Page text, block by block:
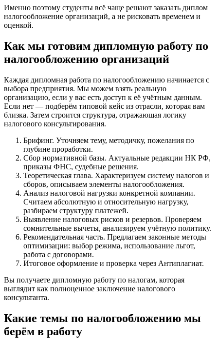
Именно поэтому студенты всё чаще решают заказать диплом
налогообложение организаций, а не рисковать временем и
оценкой.
Как мы готовим дипломную работу по
налогообложению организаций
Каждая дипломная работа по налогообложению начинается с
выбора предприятия. Мы можем взять реальную
организацию, если у вас есть доступ к её учётным данным.
Если нет — подберём типовой кейс из отрасли, которая вам
близка. Затем строится структура, отражающая логику
налогового консультирования.
Брифинг. Уточняем тему, методичку, пожелания по
глубине проработки.
Сбор нормативной базы. Актуальные редакции НК РФ,
приказы ФНС, судебные решения.
Теоретическая глава. Характеризуем систему налогов и
сборов, описываем элементы налогообложения.
Анализ налоговой нагрузки конкретной компании.
Считаем абсолютную и относительную нагрузку,
разбираем структуру платежей.
Выявление налоговых рисков и резервов. Проверяем
сомнительные вычеты, анализируем учётную политику.
Рекомендательная часть. Предлагаем законные методы
оптимизации: выбор режима, использование льгот,
работа с договорами.
Итоговое оформление и проверка через Антиплагиат.
Вы получаете дипломную работу по налогам, которая
выглядит как полноценное заключение налогового
консультанта.
Какие темы по налогообложению мы
берём в работу